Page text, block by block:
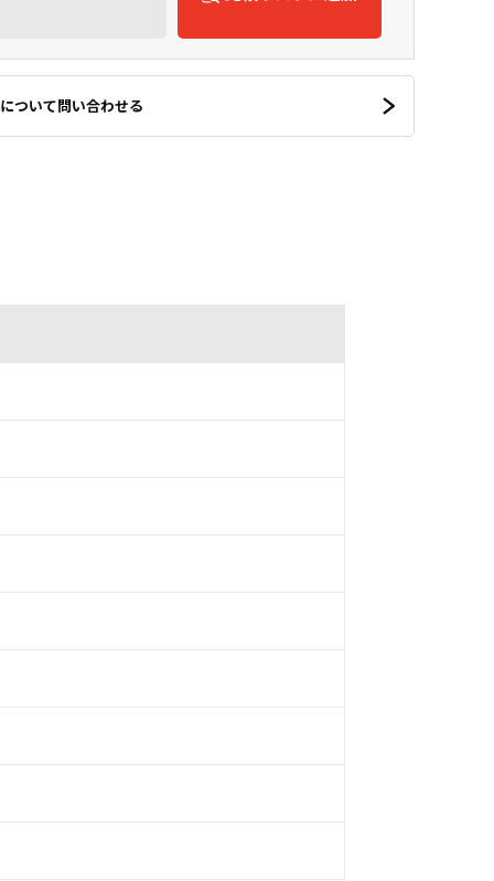
ついて問い合わせる